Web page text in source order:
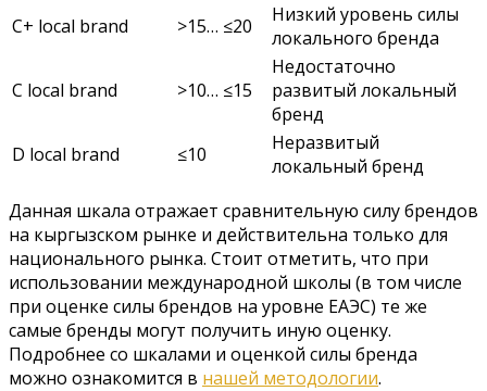
C+ local brand
>15… ≤20
Низкий уровень силы
локального бренда
C local brand >10… ≤15
Недостаточно
развитый локальный
бренд
D local brand
≤10
Неразвитый
локальный бренд
Данная шкала отражает сравнительную силу брендов
на кыргызском рынке и действительна только для
национального рынка. Стоит отметить, что при
использовании международной школы (в том числе
при оценке силы брендов на уровне ЕАЭС) те же
самые бренды могут получить иную оценку.
Подробнее со шкалами и оценкой силы бренда
можно ознакомится в нашей методологии.